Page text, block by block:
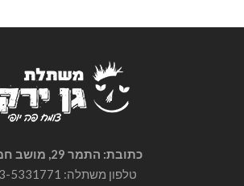
כתובת: התמר 29, מושב חמד.
טלפון משתלה: 03-5331771